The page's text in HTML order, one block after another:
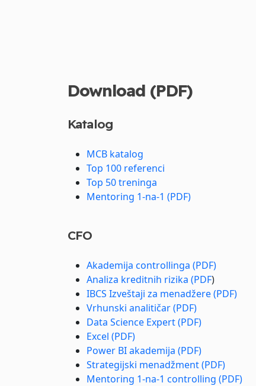
Download (PDF)
Katalog
MCB katalog
Top 100 referenci
Top 50 treninga
Mentoring 1-na-1 (PDF)
CFO
Akademija controllinga (PDF)
Analiza kreditnih rizika (PDF)
IBCS Izveštaji za menadžere (PDF)
Vrhunski analitičar (PDF)
Data Science Expert (PDF)
Excel (PDF)
Power BI akademija (PDF)
Strategijski menadžment (PDF)
Mentoring 1-na-1 controlling (PDF)